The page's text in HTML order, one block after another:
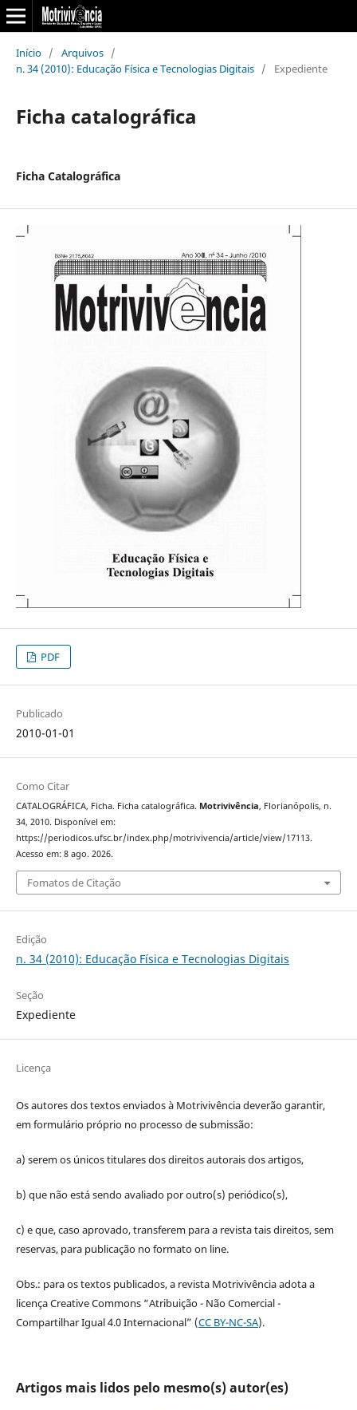
Início / Arquivos /
n. 34 (2010): Educação Física e Tecnologias Digitais / Expediente
Ficha catalográfica
Ficha Catalográfica
PDF
Publicado
2010-01-01
Como Citar
CATALOGRÁFICA, Ficha. Ficha catalográfica. Motrivivência, Florianópolis, n.
34, 2010. Disponível em:
https://periodicos.ufsc.br/index.php/motrivivencia/article/view/17113.
Acesso em: 8 ago. 2026.
Fomatos de Citação
Edição
n. 34 (2010): Educação Física e Tecnologias Digitais
Seção
Expediente
Licença
Os autores dos textos enviados à Motrivivência deverão garantir,
em formulário próprio no processo de submissão:
a) serem os únicos titulares dos direitos autorais dos artigos,
b) que não está sendo avaliado por outro(s) periódico(s),
c) e que, caso aprovado, transferem para a revista tais direitos, sem
reservas, para publicação no formato on line.
Obs.: para os textos publicados, a revista Motrivivência adota a
licença Creative Commons “Atribuição - Não Comercial -
Compartilhar Igual 4.0 Internacional” (CC BY-NC-SA).
Artigos mais lidos pelo mesmo(s) autor(es)